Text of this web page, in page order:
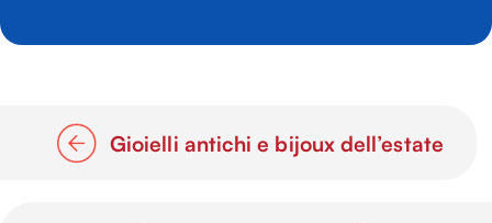
Gioielli antichi e bijoux dell’estate